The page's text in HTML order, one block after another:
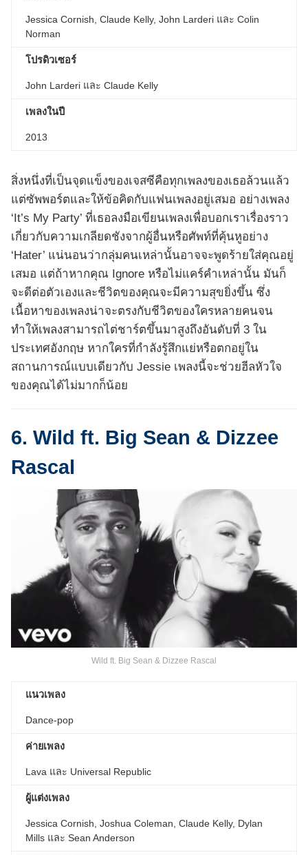
Jessica Cornish, Claude Kelly, John Larderi และ Colin
Norman
โปรดิวเซอร์
John Larderi และ Claude Kelly
เพลงในปี
2013
สิ่งหนึ่งที่เป็นจุดแข็งของเจสซีคือทุกเพลงของเธอล้วนแล้ว
แต่ซัพพอร์ตและให้ข้อคิดกับแฟนเพลงอยู่เสมอ อย่างเพลง
‘It’s My Party’ ที่เธอลงมือเขียนเพลงเพื่อบอกเราเรื่องราว
เกี่ยวกับความเกลียดชังจากผู้อื่นหรือศัพท์ที่คุ้นหูอย่าง
‘Hater’ แน่นอนว่ากลุ่มคนเหล่านั้นอาจจะพูดร้ายใส่คุณอยู่
เสมอ แต่ถ้าหากคุณ Ignore หรือไม่แคร์คำเหล่านั้น มันก็
จะดีต่อตัวเองและชีวิตของคุณจะมีความสุขยิ่งขึ้น ซึ่ง
เนื้อหาของเพลงน่าจะตรงกับชีวิตของใครหลายคนจน
ทำให้เพลงสามารถไต่ชาร์ตขึ้นมาสูงถึงอันดับที่ 3 ใน
ประเทศอังกฤษ หากใครที่กำลังรู้สึกแย่หรือตกอยู่ใน
สถานการณ์แบบเดียวกับ Jessie เพลงนี้จะช่วยฮีลหัวใจ
ของคุณได้ไม่มากก็น้อย
6. Wild ft. Big Sean & Dizzee
Rascal
Wild ft. Big Sean & Dizzee Rascal
แนวเพลง
Dance-pop
ค่ายเพลง
Lava และ Universal Republic
ผู้แต่งเพลง
Jessica Cornish, Joshua Coleman, Claude Kelly, Dylan
Mills และ Sean Anderson